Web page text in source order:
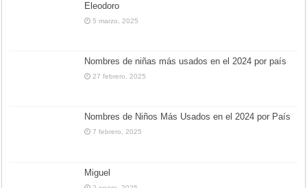
Eleodoro
5 marzo, 2025
Nombres de niñas más usados en el 2024 por país
27 febrero, 2025
Nombres de Niños Más Usados en el 2024 por País
7 febrero, 2025
Miguel